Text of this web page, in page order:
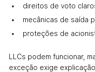
direitos de voto
mecânicas de saída
proteções de
LLCs podem funcionar,
exceção exige